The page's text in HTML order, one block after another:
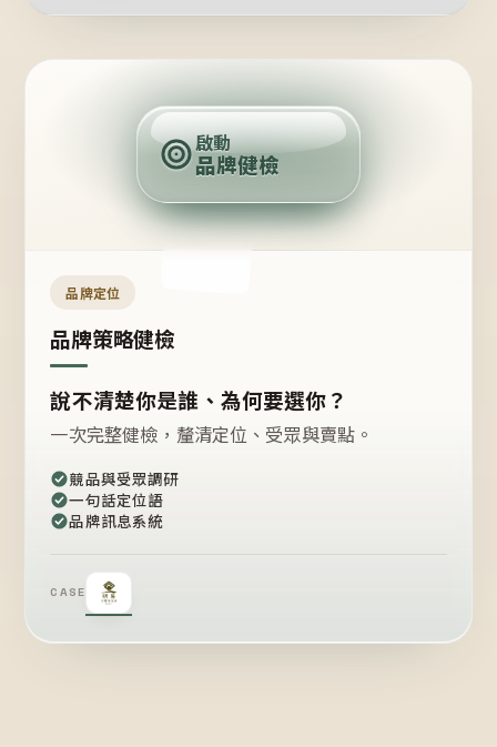
定
位
點
啟動
品牌健檢
品牌定位
品牌策略健檢
說不清楚你是誰、為何要選你？
一次完整健檢，釐清定位、受眾與賣點。
競品與受眾調研
一句話定位語
品牌訊息系統
CASE